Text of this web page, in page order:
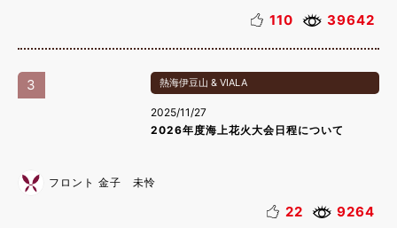
110 39642
3 熱海伊豆山 & VIALA
2025/11/27
2026年度海上花火大会日程について
フロント 金子 未怜
22 9264